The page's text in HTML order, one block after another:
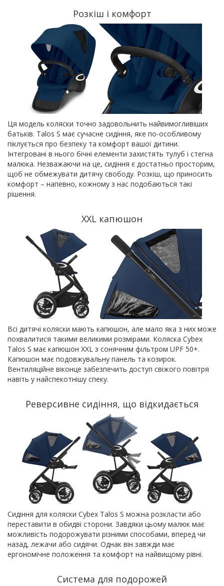
Розкіш і комфорт
Ця модель коляски точно задовольнить найвимогливіших
батьків. Talos S має сучасне сидіння, яке по-особливому
піклується про безпеку та комфорт вашої дитини.
Інтегровані в нього бічні елементи захистять тулуб і стегна
малюка. Незважаючи на це, сидіння є достатньо просторим,
щоб не обмежувати дитячу свободу. Розкіш, що приносить
комфорт – напевно, кожному з нас подобаються такі
рішення.
XXL капюшон
Всі дитячі коляски мають капюшон, але мало яка з них може
похвалитися такими великими розмірами. Коляска Cybex
Talos S має капюшон XXL з сонячним фільтром UPF 50+.
Капюшон має подовжувальну панель та козирок.
Вентиляційне віконце забезпечить доступ свіжого повітря
навіть у найспекотнішу спеку.
Реверсивне сидіння, що відкидається
Сидіння для коляски Cybex Talos S можна розкласти або
переставити в обидві сторони. Завдяки цьому малюк має
можливість подорожувати різними способами, вперед чи
назад, лежачи або сидячи. Однак він завжди має
ергономічне положення та комфорт на найвищому рівні.
Система для подорожей